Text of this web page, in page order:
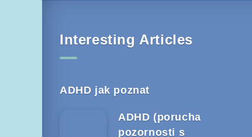
Interesting Articles
ADHD jak poznat
ADHD (porucha
pozornosti s